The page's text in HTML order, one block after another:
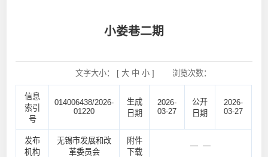
小娄巷二期
文字大小： [ 大 中 小] 浏览次数：
信息
索引
号
014006438/2026-
01220
生成
日期
2026-
03-27
公开
日期
2026-
03-27
发布
机构
无锡市发展和改
革委员会
附件
下载
— —